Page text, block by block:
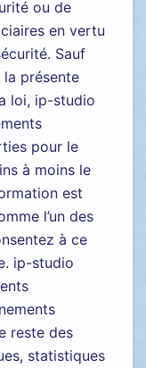
ou de
en vertu
Sauf
présente
loi, ip-studio
pour le
à moins le
est
l’un des
à ce
ip-studio
reste des
statistiques